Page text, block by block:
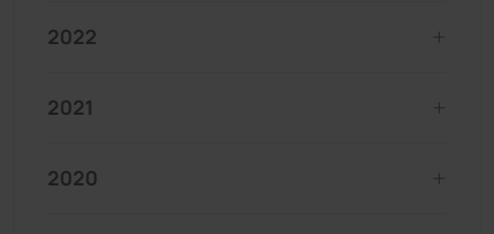
2022
2021
2020